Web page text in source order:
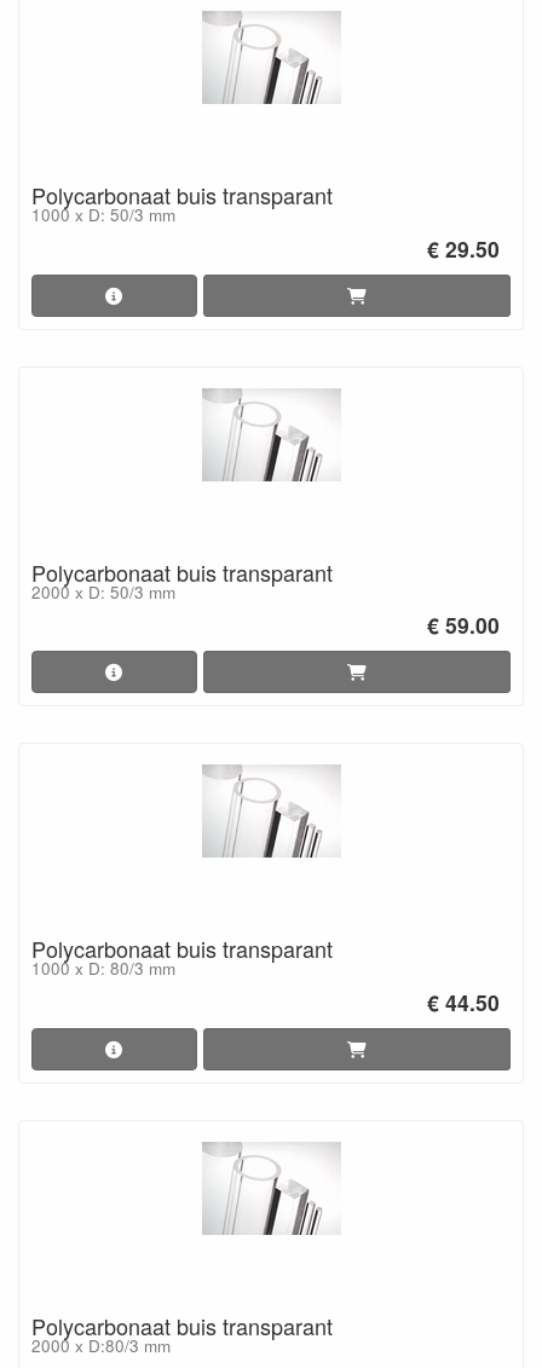
Polycarbonaat buis transparant
1000 x D: 50/3 mm
€ 29.50
Polycarbonaat buis transparant
2000 x D: 50/3 mm
€ 59.00
Polycarbonaat buis transparant
1000 x D: 80/3 mm
€ 44.50
Polycarbonaat buis transparant
2000 x D:80/3 mm